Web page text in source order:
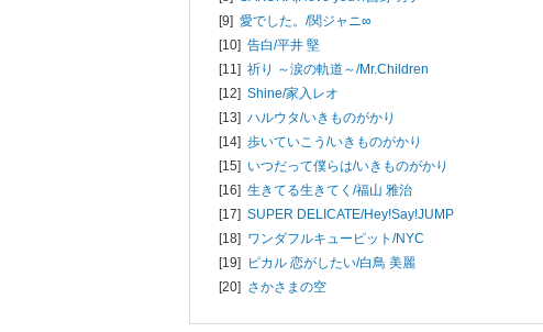
[9] 愛でした。/関ジャニ∞
[10] 告白/平井 堅
[11] 祈り ～涙の軌道～/Mr.Children
[12] Shine/家入レオ
[13] ハルウタ/いきものがかり
[14] 歩いていこう/いきものがかり
[15] いつだって僕らは/いきものがかり
[16] 生きてる生きてく/福山 雅治
[17] SUPER DELICATE/Hey!Say!JUMP
[18] ワンダフルキューピット/NYC
[19] ピカル 恋がしたい/白鳥 美麗
[20] さかさまの空